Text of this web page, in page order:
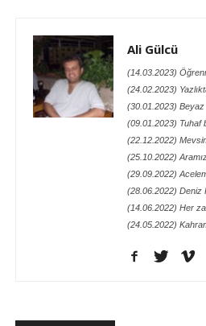
Ali Gülcü
(14.03.2023)
(24.02.2023)
(30.01.2023)
(09.01.2023) Tuhaf
(22.12.2022)
(25.10.2022)
(29.09.2022)
(28.06.2022) Deniz
(14.06.2022) Her
(24.05.2022)